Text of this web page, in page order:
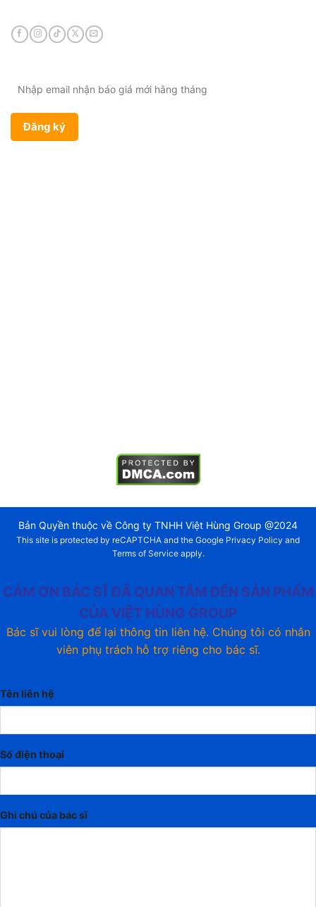
Bản Quyền thuộc về Công ty TNHH Việt Hùng Group @2024
This site is protected by reCAPTCHA and the Google Privacy Policy and
Terms of Serviceapply.
CẢM ƠN BÁC SĨ ĐÃ QUAN TÂM ĐẾN SẢN PHẨM
CỦA VIỆT HÙNG GROUP
Bác sĩ vui lòng để lại thông tin liên hệ. Chúng tôi có nhân
viên phụ trách hỗ trợ riêng cho bác sĩ.
Tên liên hệ
Số điện thoại
Ghi chú của bác sĩ